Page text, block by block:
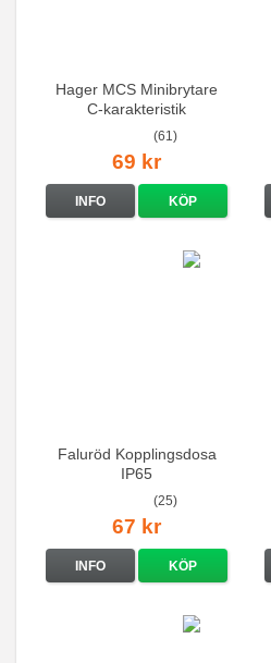
Hager MCS Minibrytare
C-karakteristik
QuickConnect
(61)
69 kr
INFO KÖP
Faluröd Kopplingsdosa
IP65
(25)
67 kr
INFO KÖP